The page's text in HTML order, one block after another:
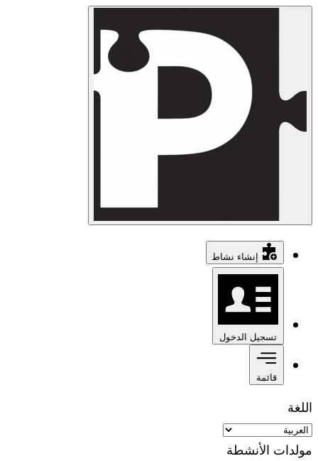
إنشاء نشاط
تسجيل الدخول
قائمة
اللغة
مولدات الأنشطة